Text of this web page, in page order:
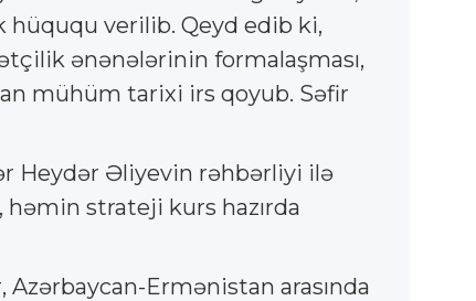
hüququ verilib. Qeyd edib ki,
ənənələrinin formalaşması,
mühüm tarixi irs qoyub. Səfir
Heydər Əliyevin rəhbərliyi ilə
həmin strateji kurs hazırda
Ermənistan arasında